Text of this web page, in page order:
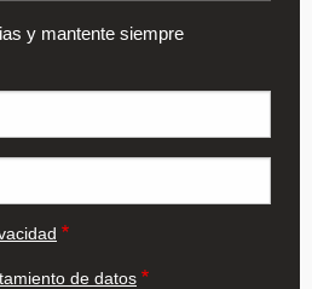
y mantente siempre
de datos